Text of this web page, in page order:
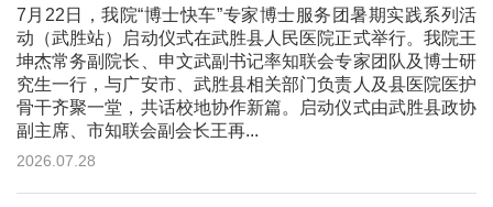
7月22日，我院“博士快车”专家博士服务团暑期实践系列活
动（武胜站）启动仪式在武胜县人民医院正式举行。我院王
坤杰常务副院长、申文武副书记率知联会专家团队及博士研
究生一行，与广安市、武胜县相关部门负责人及县医院医护
骨干齐聚一堂，共话校地协作新篇。启动仪式由武胜县政协
副主席、市知联会副会长王再...
2026.07.28